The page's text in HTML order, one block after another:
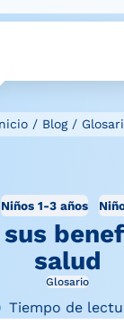
/ Blog/
Niños 1-3 años
sus
salud
Glosario
Tiempo de